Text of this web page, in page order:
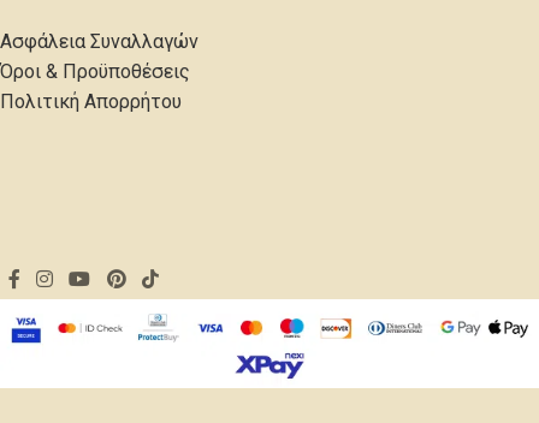
Ασφάλεια Συναλλαγών
Όροι & Προϋποθέσεις
Πολιτική Απορρήτου